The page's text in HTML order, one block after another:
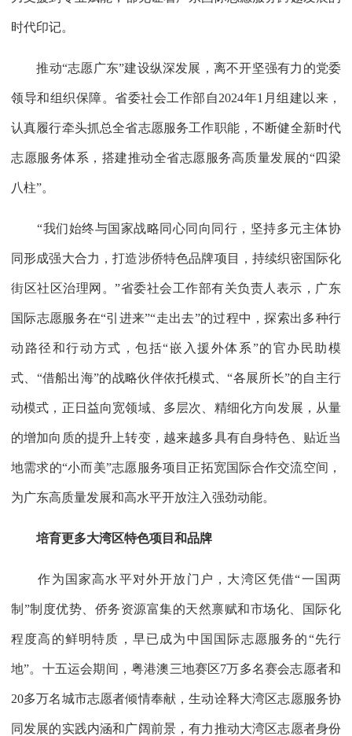
时代印记。
推动“志愿广东”建设纵深发展，离不开坚强有力的党委
领导和组织保障。省委社会工作部自2024年1月组建以来，
认真履行牵头抓总全省志愿服务工作职能，不断健全新时代
志愿服务体系，搭建推动全省志愿服务高质量发展的“四梁
八柱”。
“我们始终与国家战略同心同向同行，坚持多元主体协
同形成强大合力，打造涉侨特色品牌项目，持续织密国际化
街区社区治理网。”省委社会工作部有关负责人表示，广东
国际志愿服务在“引进来”“走出去”的过程中，探索出多种行
动路径和行动方式，包括“嵌入援外体系”的官办民助模
式、“借船出海”的战略伙伴依托模式、“各展所长”的自主行
动模式，正日益向宽领域、多层次、精细化方向发展，从量
的增加向质的提升上转变，越来越多具有自身特色、贴近当
地需求的“小而美”志愿服务项目正拓宽国际合作交流空间，
为广东高质量发展和高水平开放注入强劲动能。
培育更多大湾区特色项目和品牌
作为国家高水平对外开放门户，大湾区凭借“一国两
制”制度优势、侨务资源富集的天然禀赋和市场化、国际化
程度高的鲜明特质，早已成为中国国际志愿服务的“先行
地”。十五运会期间，粤港澳三地赛区7万多名赛会志愿者和
20多万名城市志愿者倾情奉献，生动诠释大湾区志愿服务协
同发展的实践内涵和广阔前景，有力推动大湾区志愿者身份